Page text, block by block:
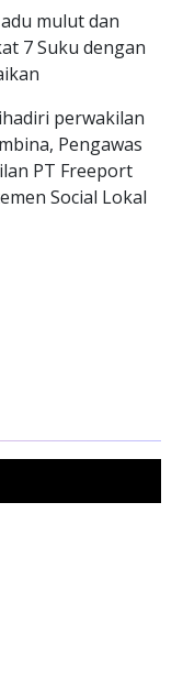
mulut dan
7 Suku dengan
perwakilan
Pengawas
PT Freeport
Social Lokal